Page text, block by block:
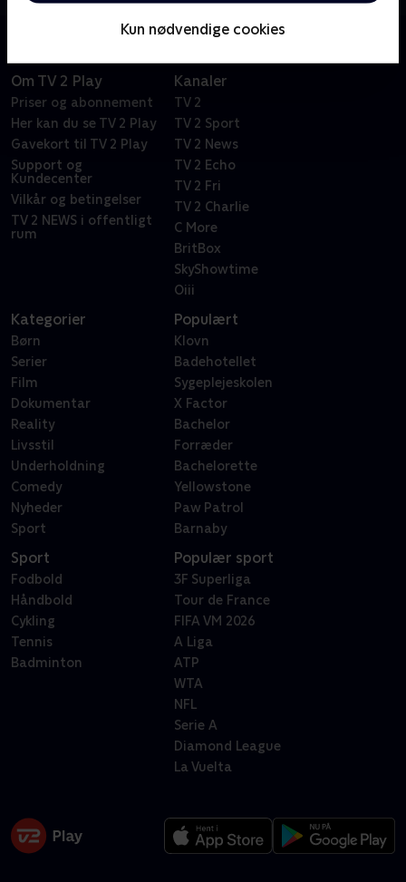
Kun nødvendige cookies
Om TV 2 Play
Priser og abonnement
Her kan du se TV 2 Play
Gavekort til TV 2 Play
Support og
Kundecenter
Vilkår og betingelser
TV 2 NEWS i offentligt
rum
Kanaler
TV 2
TV 2 Sport
TV 2 News
TV 2 Echo
TV 2 Fri
TV 2 Charlie
C More
BritBox
SkyShowtime
Oiii
Kategorier
Børn
Serier
Film
Dokumentar
Reality
Livsstil
Underholdning
Comedy
Nyheder
Sport
Populært
Klovn
Badehotellet
Sygeplejeskolen
X Factor
Bachelor
Forræder
Bachelorette
Yellowstone
Paw Patrol
Barnaby
Sport
Fodbold
Håndbold
Cykling
Tennis
Badminton
Populær sport
3F Superliga
Tour de France
FIFA VM 2026
A Liga
ATP
WTA
NFL
Serie A
Diamond League
La Vuelta